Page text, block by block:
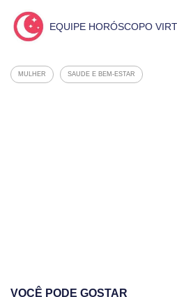
EQUIPE HORÓSCOPO
MULHER SAUDE E BEM-ESTAR
VOCÊ PODE GOSTAR